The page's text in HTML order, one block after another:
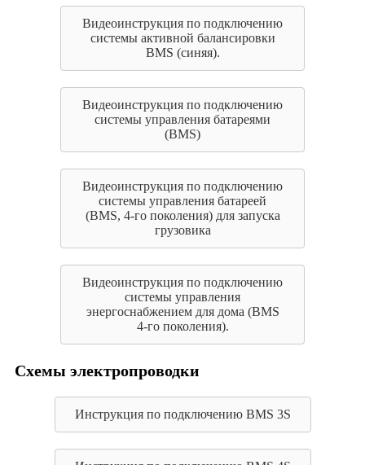
Видеоинструкция по подключению
системы активной балансировки
BMS (синяя).
Видеоинструкция по подключению
системы управления батареями
(BMS)
Видеоинструкция по подключению
системы управления батареей
(BMS, 4-го поколения) для запуска
грузовика
Видеоинструкция по подключению
системы управления
энергоснабжением для дома (BMS
4-го поколения).
Схемы электропроводки
Инструкция по подключению BMS 3S